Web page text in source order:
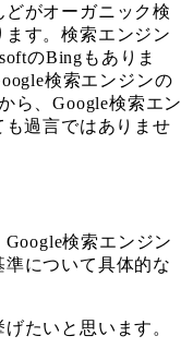
がオーガニック検
す。検索エンジン
のBingもありま
検索エンジンの
ら、Google検索エン
も過言ではありませ
検索エンジン
について具体的な
たいと思います。